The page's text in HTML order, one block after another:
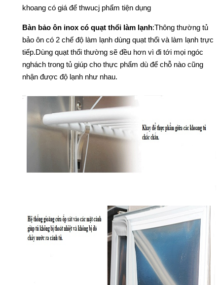
khoang có giá để thwucj phẩm tiện dụng
Bàn bảo ôn inox có quạt thổi làm lạnh:Thông thường tủ
bảo ôn có 2 chế độ làm lạnh dùng quạt thổi và làm lạnh trực
tiếp.Dùng quạt thổi thường sẽ đều hơn vì đi tới mọi ngóc
nghách trong tủ giúp cho thực phẩm dù để chỗ nào cũng
nhận được độ lạnh như nhau.